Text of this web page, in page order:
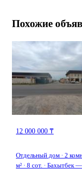
Похожие
12 000 000 ₸
Отдельный дом · 2
м² · 8 сот. · Бахытбек —